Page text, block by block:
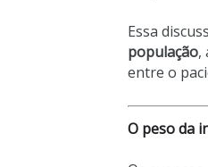
Essa
população,
entre o
O peso da